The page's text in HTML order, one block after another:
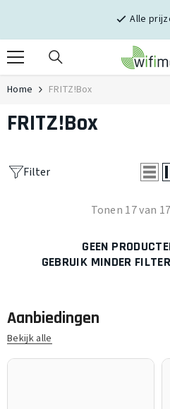
Alle
Home FRITZ!Box
FRITZ!Box
Filter
Tonen 17 van
GEEN
GEBRUIK MINDER
Aanbiedingen
Bekijk alle